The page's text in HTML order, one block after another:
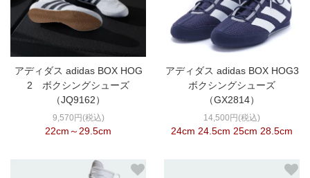
アディダス adidas BOX HOG
2 ボクシングシューズ
（JQ9162）
9,570円(税込)
22cm～29.5cm
アディダス adidas BOX HOG3
ボクシングシューズ
（GX2814）
14,500円(税込)
24cm 24.5cm 25cm 28.5cm